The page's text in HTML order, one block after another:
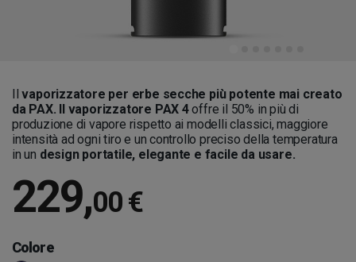
Ilvaporizzatore per erbe secche più potente mai creato
da PAX. Il vaporizzatore PAX 4offre il 50% in più di
produzione di vapore rispetto ai modelli classici, maggiore
intensità ad ogni tiro e un controllo preciso della temperatura
in un design portatile, elegante e facile da usare.
229,00 €
Colore